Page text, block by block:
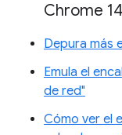
Chrome
Depura más
Emula el
de red"
Cómo ver el